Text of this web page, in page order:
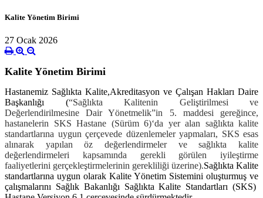
Kalite Yönetim Birimi
27 Ocak 2026
Kalite Yönetim Birimi
Hastanemiz Sağlıkta Kalite,Akreditasyon ve Çalışan Hakları Daire
Başkanlığı (“Sağlıkta Kalitenin Geliştirilmesi ve
Değerlendirilmesine Dair Yönetmelik”in 5. maddesi gereğince,
hastanelerin SKS Hastane (Sürüm 6)‘da yer alan sağlıkta kalite
standartlarına uygun çerçevede düzenlemeler yapmaları, SKS esas
alınarak yapılan öz değerlendirmeler ve sağlıkta kalite
değerlendirmeleri kapsamında gerekli görülen iyileştirme
faaliyetlerini gerçekleştirmelerinin gerekliliği üzerine).Sağlıkta Kalite
standartlarına uygun olarak Kalite Yönetim Sistemini oluşturmuş ve
çalışmalarını Sağlık Bakanlığı Sağlıkta Kalite Standartları (SKS)